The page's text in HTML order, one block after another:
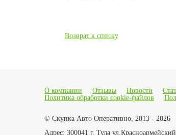
Возврат к списку
О компании Отзывы Новости
Политика обработки cookie-файлов
© Скупка Авто Оперативно, 2013 - 2026
Адрес: 300041 г. Тула